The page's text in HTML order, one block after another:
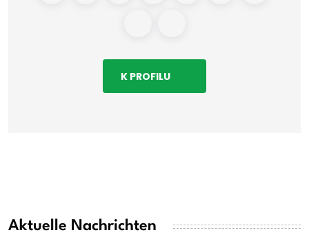
K PROFILU
Aktuelle Nachrichten